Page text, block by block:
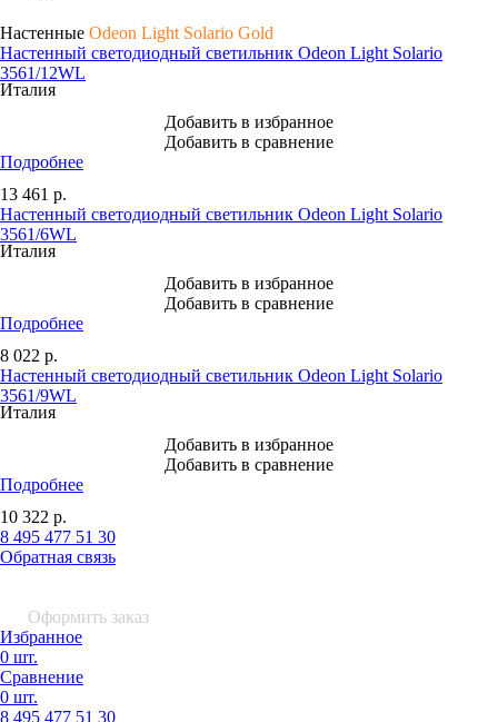
Настенные Odeon Light Solario Gold
Настенный светодиодный светильник Odeon Light Solario
3561/12WL
Италия
Добавить в избранное
Добавить в сравнение
Подробнее
13 461 р.
Настенный светодиодный светильник Odeon Light Solario
3561/6WL
Италия
Добавить в избранное
Добавить в сравнение
Подробнее
8 022 р.
Настенный светодиодный светильник Odeon Light Solario
3561/9WL
Италия
Добавить в избранное
Добавить в сравнение
Подробнее
10 322 р.
8 495 477 51 30
Обратная связь
Оформить заказ
Избранное
0 шт.
Сравнение
0 шт.
8 495 477 51 30